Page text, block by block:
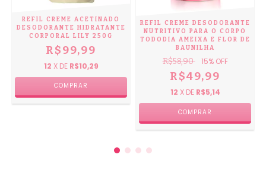
REFIL CREME ACETINADO
DESODORANTE HIDRATANTE
CORPORAL LILY 250G
R$99,99
12 X DE R$10,29
REFIL CREME DESODORANTE
NUTRITIVO PARA O CORPO
TODODIA AMEIXA E FLOR DE
BAUNILHA
R$58,90 15% OFF
R$49,99
12 X DE R$5,14